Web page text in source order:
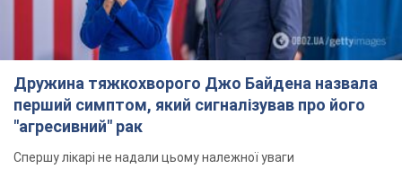
Дружина тяжкохворого Джо Байдена назвала
перший симптом, який сигналізував про його
"агресивний" рак
Спершу лікарі не надали цьому належної уваги